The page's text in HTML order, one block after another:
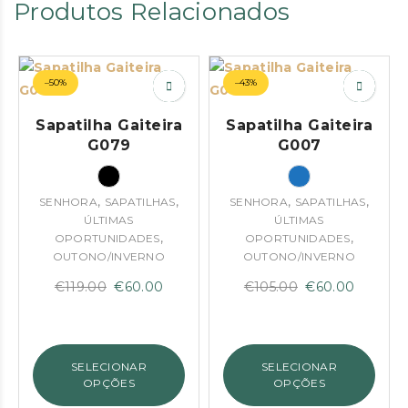
Produtos Relacionados
–50%
Sapatilha Gaiteira
G079
SENHORA, SAPATILHAS,
ÚLTIMAS
OPORTUNIDADES,
OUTONO/INVERNO
€119.00 O
€119.00.
€60.00
é:
€60.00.
SELECIONAR
OPÇÕES
–43%
Sapatilha Gaiteira
G007
SENHORA, SAPATILHAS,
ÚLTIMAS
OPORTUNIDADES,
OUTONO/INVERNO
€105.00 O
€105.00.
€60.00
é:
€60.00.
SELECIONAR
OPÇÕES